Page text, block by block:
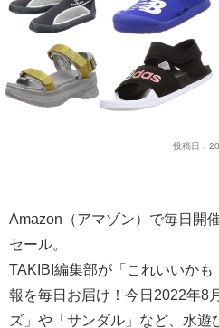
投稿日：
Amazon（アマゾン）で毎日開
セール。
TAKIBI編集部が「これいいか
報を毎日お届け！今日2022年8
ズ」や「サンダル」など、水遊